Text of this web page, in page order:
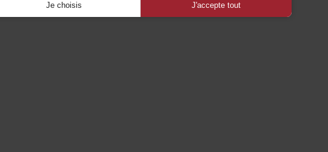
Je choisis J'accepte tout